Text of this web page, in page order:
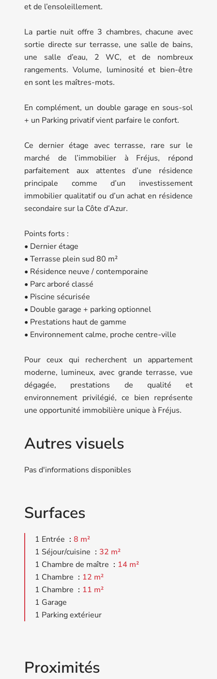
et de l’ensoleillement.
La partie nuit offre 3 chambres, chacune avec
sortie directe sur terrasse, une salle de bains,
une salle d’eau, 2 WC, et de nombreux
rangements. Volume, luminosité et bien-être
en sont les maîtres-mots.
En complément, un double garage en sous-sol
+ un Parking privatif vient parfaire le confort.
Ce dernier étage avec terrasse, rare sur le
marché de l’immobilier à Fréjus, répond
parfaitement aux attentes d’une résidence
principale comme d’un investissement
immobilier qualitatif ou d’un achat en résidence
secondaire sur la Côte d’Azur.
Points forts :
• Dernier étage
• Terrasse plein sud 80 m²
• Résidence neuve / contemporaine
• Parc arboré classé
• Piscine sécurisée
• Double garage + parking optionnel
• Prestations haut de gamme
• Environnement calme, proche centre-ville
Pour ceux qui recherchent un appartement
moderne, lumineux, avec grande terrasse, vue
dégagée, prestations de qualité et
environnement privilégié, ce bien représente
une opportunité immobilière unique à Fréjus.
Autres visuels
Pas d'informations disponibles
Surfaces
1 Entrée
8 m²
1 Séjour/cuisine
32 m²
1 Chambre de maître
14 m²
1 Chambre
12 m²
1 Chambre
11 m²
1 Garage
1 Parking extérieur
Proximités